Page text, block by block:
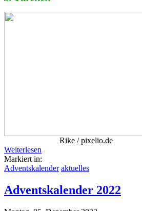
Rike / pixelio.de
Weiterlesen
Markiert in:
Adventskalender aktuelles
Adventskalender 2022